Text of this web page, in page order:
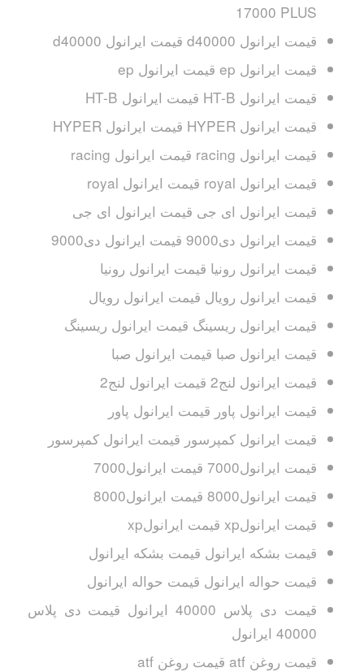
17000 PLUS
قیمت ایرانول d40000 قیمت ایرانول d40000
قیمت ایرانول ep قیمت ایرانول ep
قیمت ایرانول HT-B قیمت ایرانول HT-B
قیمت ایرانول HYPER قیمت ایرانول HYPER
قیمت ایرانول racing قیمت ایرانول racing
قیمت ایرانول royal قیمت ایرانول royal
قیمت ایرانول ای جی قیمت ایرانول ای جی
قیمت ایرانول دی9000 قیمت ایرانول دی9000
قیمت ایرانول رونیا قیمت ایرانول رونیا
قیمت ایرانول رویال قیمت ایرانول رویال
قیمت ایرانول ریسینگ قیمت ایرانول ریسینگ
قیمت ایرانول صبا قیمت ایرانول صبا
قیمت ایرانول لنج2 قیمت ایرانول لنج2
قیمت ایرانول پاور قیمت ایرانول پاور
قیمت ایرانول کمپرسور قیمت ایرانول کمپرسور
قیمت ایرانول7000 قیمت ایرانول7000
قیمت ایرانول8000 قیمت ایرانول8000
قیمت ایرانولxp قیمت ایرانولxp
قیمت بشکه ایرانول قیمت بشکه ایرانول
قیمت حواله ایرانول قیمت حواله ایرانول
قیمت دی پلاس 40000 ایرانول قیمت دی پلاس
40000 ایرانول
قیمت روغن atf قیمت روغن atf